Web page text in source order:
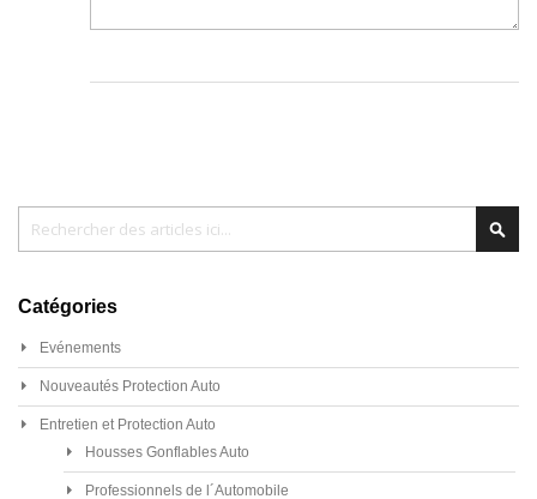
Catégories
Evénements
Nouveautés Protection Auto
Entretien et Protection Auto
Housses Gonflables Auto
Professionnels de l´Automobile